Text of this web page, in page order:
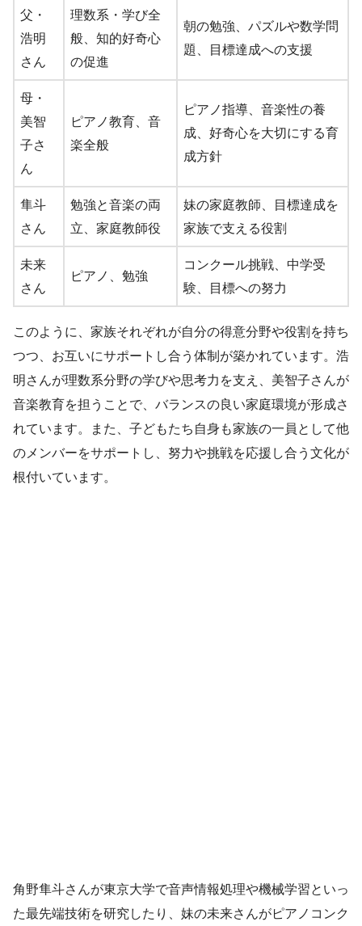
父・
浩明
さん
理数系・学び全
般、知的好奇心
の促進
朝の勉強、パズルや数学問
題、目標達成への支援
母・
美智
子さ
ん
ピアノ教育、音
楽全般
ピアノ指導、音楽性の養
成、好奇心を大切にする育
成方針
隼斗
さん
勉強と音楽の両
立、家庭教師役
妹の家庭教師、目標達成を
家族で支える役割
未来
さん
ピアノ、勉強
コンクール挑戦、中学受
験、目標への努力
このように、家族それぞれが自分の得意分野や役割を持ち
つつ、お互いにサポートし合う体制が築かれています。浩
明さんが理数系分野の学びや思考力を支え、美智子さんが
音楽教育を担うことで、バランスの良い家庭環境が形成さ
れています。また、子どもたち自身も家族の一員として他
のメンバーをサポートし、努力や挑戦を応援し合う文化が
根付いています。
角野隼斗さんが東京大学で音声情報処理や機械学習といっ
た最先端技術を研究したり、妹の未来さんがピアノコンク